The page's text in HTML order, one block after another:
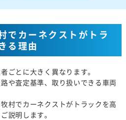
でカーネクストがトラ
る理由
ごとに大きく異なります。
や査定基準、取り扱いできる車両
村でカーネクストがトラックを高
説明します。